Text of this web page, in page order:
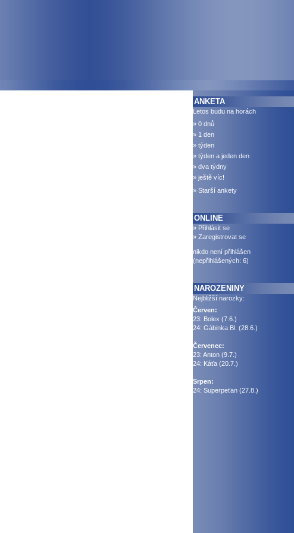
ANKETA
Letos budu na horách
» 0 dnů
» 1 den
» týden
» týden a jeden den
» dva týdny
» ještě víc!
» Starší ankety
ONLINE
» Přihlásit se
» Zaregistrovat se
nikdo není přihlášen
(nepřihlášených: 6)
NAROZENINY
Nejbližší narozky:
Červen:
23: Bolex (7.6.)
24: Gábinka Bl. (28.6.)
Červenec:
23: Anton (9.7.)
24: Káťa (20.7.)
Srpen:
24: Superpeťan (27.8.)